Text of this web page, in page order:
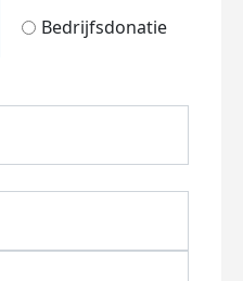
Bedrijfsdonatie